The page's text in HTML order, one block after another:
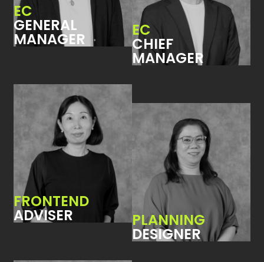
EC
GENERAL
MANAGER EC
CHIEF
MANAGER
FRONTEND
ADVISER PLANNING
DESIGNER